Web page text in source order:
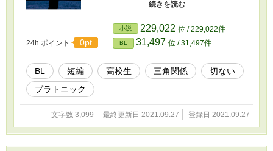
ご注意ください。 エブリスタ投稿済み作品。
ております。 --- 表紙作成：かんたん表紙メ
ーカー 写真素材：Na Inho
24h.ポイント
0pt
小説 229,022 位 / 229,022件
BL 31,497 位 / 31,497件
BL 短編 高校生 三角関係
切ない
プラトニック
文字数 3,099 最終更新日 2021.09.27 登録日 2021.09.27